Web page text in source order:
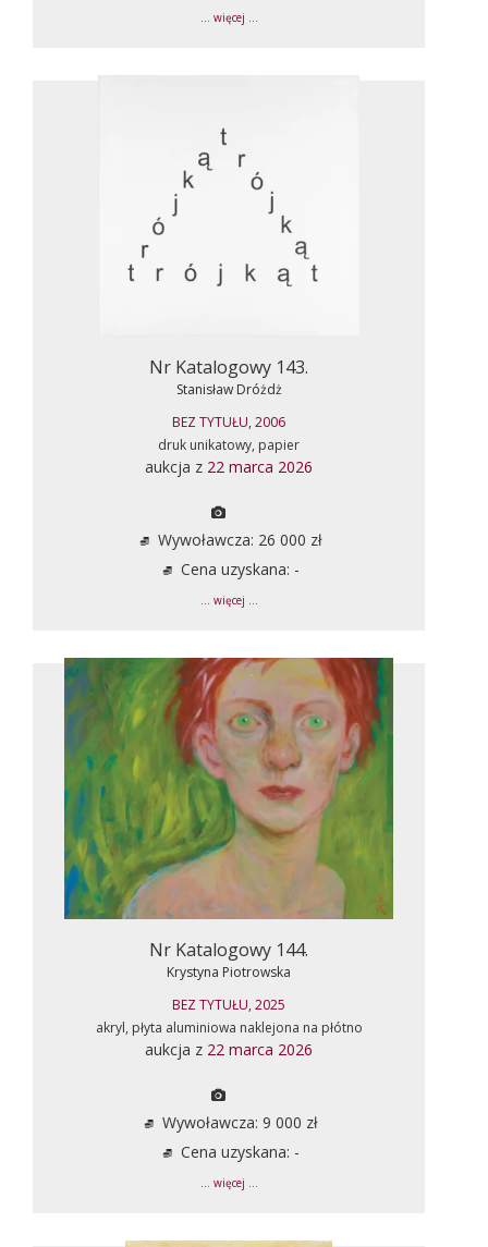
... więcej ...
Nr Katalogowy 143.
Stanisław Dróżdż
BEZ TYTUŁU, 2006
druk unikatowy, papier
aukcja z 22 marca 2026
Wywoławcza: 26 000 zł
Cena uzyskana: -
... więcej ...
Nr Katalogowy 144.
Krystyna Piotrowska
BEZ TYTUŁU, 2025
akryl, płyta aluminiowa naklejona na płótno
aukcja z 22 marca 2026
Wywoławcza: 9 000 zł
Cena uzyskana: -
... więcej ...